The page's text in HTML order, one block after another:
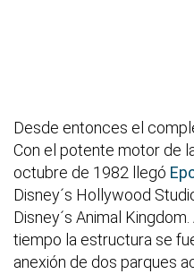
Desde entonces el
Con el potente motor de
octubre de 1982 llegó
Disney´s Hollywood
Disney´s Animal
tiempo la estructura se
anexión de dos parques